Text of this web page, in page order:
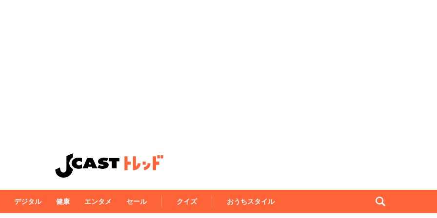
デジタル 健康 エンタメ セール クイズ おうちスタイル